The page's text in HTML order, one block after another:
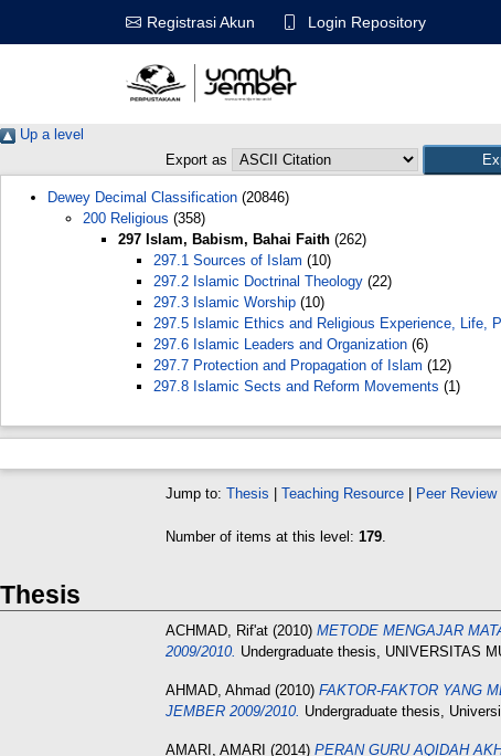
Registrasi Akun Login Repository
Up a level
Export as
Dewey Decimal Classification (20846)
200 Religious (358)
297 Islam, Babism, Bahai Faith (262)
297.1 Sources of Islam (10)
297.2 Islamic Doctrinal Theology (22)
297.3 Islamic Worship (10)
297.5 Islamic Ethics and Religious Experience, Life,
297.6 Islamic Leaders and Organization (6)
297.7 Protection and Propagation of Islam (12)
297.8 Islamic Sects and Reform Movements (1)
Jump to: Thesis Teaching Resource Peer Review
Number of items at this level: 179.
Thesis
ACHMAD, Rif'at (2010) METODE MENGAJAR
2009/2010. Undergraduate thesis, UNIVERSITAS
AHMAD, Ahmad (2010) FAKTOR-FAKTOR YANG
JEMBER 2009/2010. Undergraduate thesis,
AMARI, AMARI (2014) PERAN GURU AQIDAH